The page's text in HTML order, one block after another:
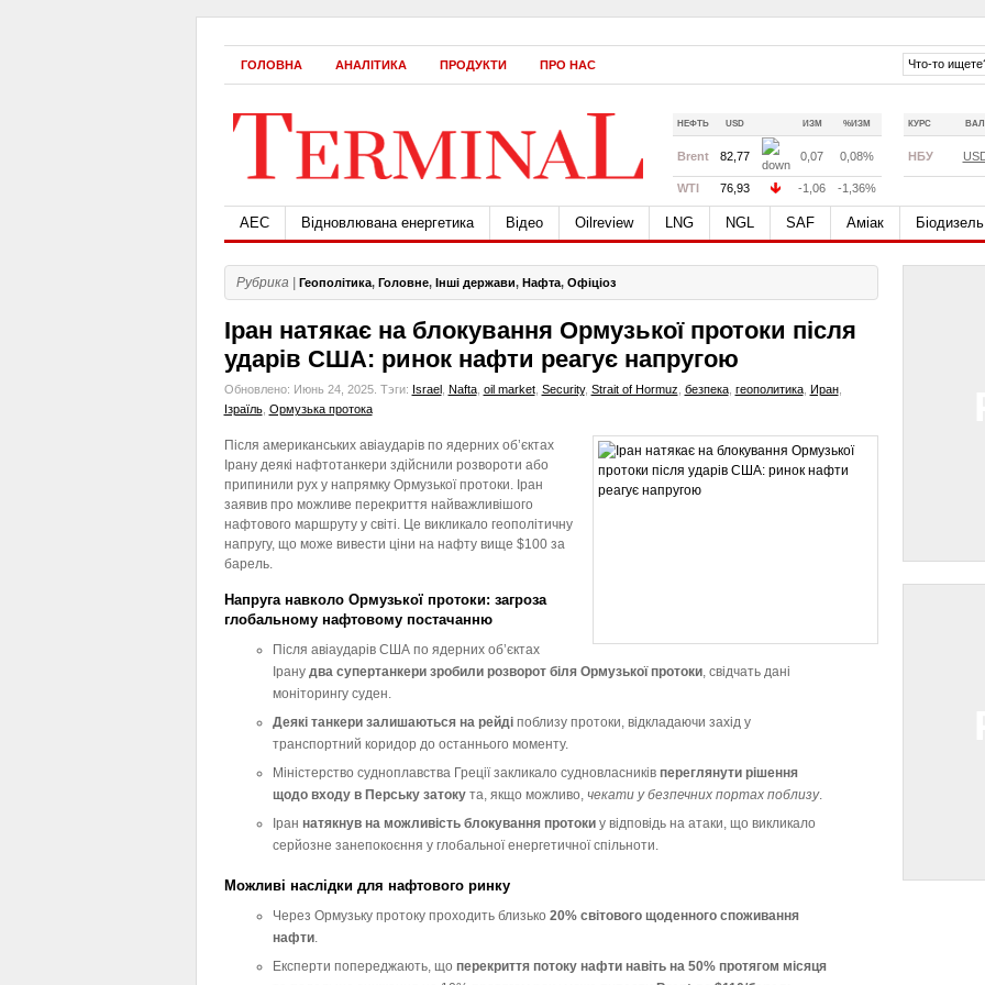
ГОЛОВНА АНАЛІТИКА ПРОДУКТИ ПРО НАС
КУРС ВАЛ
НБУ
НЕФТЬ USD ИЗМ %ИЗМ
Brent 82,77 0,07 0,08%
WTI 76,93 -1,06 -1,36%
АЕС Відновлювана енергетика Відео Oilreview LNG NGL SAF Аміак Біодизель
Рубрика | Геополітика, Головне, Інші держави, Нафта, Офіціоз
Іран натякає на блокування Ормузької протоки після
ударів США: ринок нафти реагує напругою
Обновлено: Июнь 24, 2025. Тэги: Israel, Nafta, oil market, Security, Strait of Hormuz безпека, геополитика, Иран,
Ізраїль, Ормузька протока
Після американських авіаударів по ядерних об’єктах
Ірану деякі нафтотанкери здійснили розвороти або
припинили рух у напрямку Ормузької протоки. Іран
заявив про можливе перекриття найважливішого
нафтового маршруту у світі. Це викликало геополітичну
напругу, що може вивести ціни на нафту вище $100 за
барель.
Напруга навколо Ормузької протоки: загроза
глобальному нафтовому постачанню
Після авіаударів США по ядерних об’єктах
Ірану два супертанкери зробили розворот біля Ормузької протоки, свідчать дані
моніторингу суден.
Деякі танкери залишаються на рейдіпоблизу протоки, відкладаючи захід у
транспортний коридор до останнього моменту.
Міністерство судноплавства Греції закликало судновласників переглянути рішення
щодо входу в Перську затокута, якщо можливо, чекати у безпечних портах поблизу.
Іран натякнув на можливість блокування протокиу відповідь на атаки, що викликало
серйозне занепокоєння у глобальної енергетичної спільноти.
Можливі наслідки для нафтового ринку
Через Ормузьку протоку проходить близько 20% світового щоденного споживання
нафти.
Експерти попереджають, що перекриття потоку нафти навіть на 50% протягом місяця